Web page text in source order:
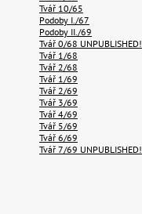
Tvář 10/65
Podoby I./67
Podoby II./69
Tvář 0/68 UNPUBLISHED!
Tvář 1/68
Tvář 2/68
Tvář 1/69
Tvář 2/69
Tvář 3/69
Tvář 4/69
Tvář 5/69
Tvář 6/69
Tvář 7/69 UNPUBLISHED!